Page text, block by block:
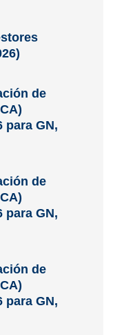
de
para GN,
de
para GN,
de
para GN,